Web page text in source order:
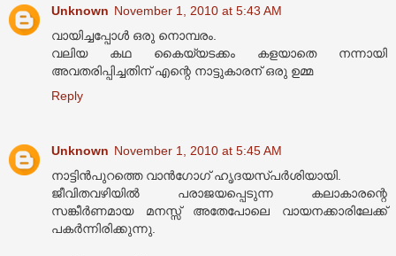
Unknown November 1, 2010 at 5:43 AM
വായിച്ചപ്പോള്‍ ഒരു നൊമ്പരം.
വലിയ കഥ കൈയ്യടക്കം കളയാതെ നന്നായി
അവതരിപ്പിച്ചതിന് എന്റെ നാട്ടുകാരന് ഒരു ഉമ്മ
Reply
Unknown November 1, 2010 at 5:45 AM
നാട്ടിന്‍പുറത്തെ വാന്‍ഗോഗ് ഹൃദയസ്പര്‍ശിയായി.
ജീവിതവഴിയില്‍ പരാജയപ്പെടുന്ന കലാകാരന്റെ
സങ്കീര്‍ണമായ മനസ്സ് അതേപോലെ വായനക്കാരിലേക്ക്
പകര്‍ന്നിരിക്കുന്നു.